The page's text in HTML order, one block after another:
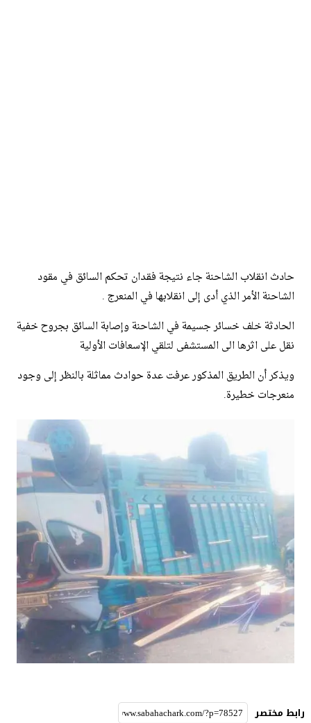
حادث انقلاب الشاحنة جاء نتيجة فقدان تحكم السائق في مقود
الشاحنة الأمر الذي أدى إلى انقلابها في المنعرج .
الحادثة خلف خسائر جسيمة في الشاحنة وإصابة السائق بجروح خفية
نقل على اثرها الى المستشفى لتلقي الإسعافات الأولية
ويذكر أن الطريق المذكور عرفت عدة حوادث مماثلة بالنظر إلى وجود
منعرجات خطيرة.
رابط مختصر